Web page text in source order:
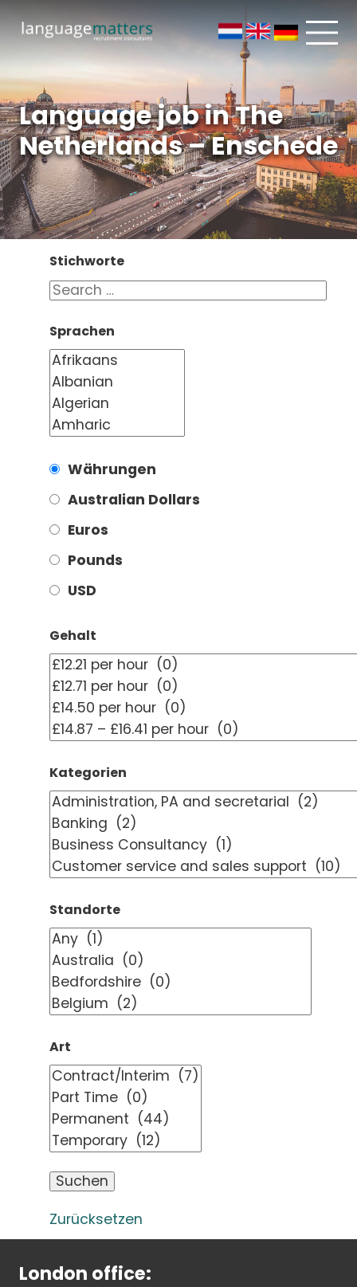
Language job in The
Netherlands – Enschede
Stichworte
Sprachen
Währungen
Australian Dollars
Euros
Pounds
USD
Gehalt
Kategorien
Standorte
Art
Zurücksetzen
London office: